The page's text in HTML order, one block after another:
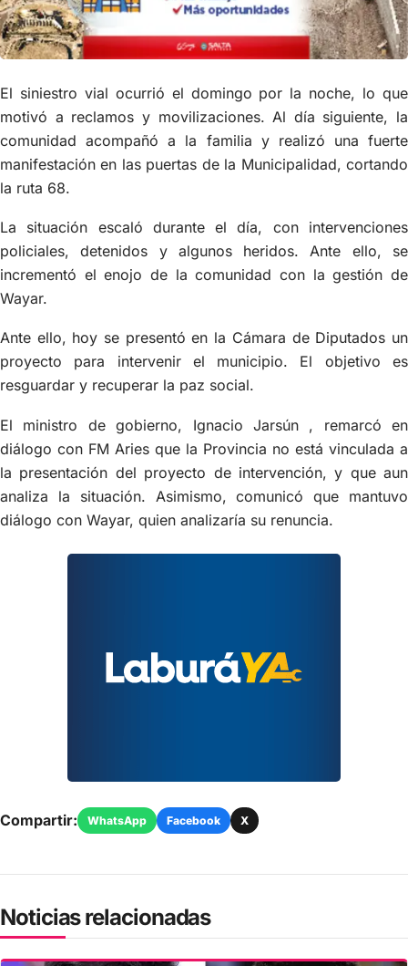
El siniestro vial ocurrió el domingo por la noche, lo que
motivó a reclamos y movilizaciones. Al día siguiente, la
comunidad acompañó a la familia y realizó una fuerte
manifestación en las puertas de la Municipalidad, cortando
la ruta 68.
La situación escaló durante el día, con intervenciones
policiales, detenidos y algunos heridos. Ante ello, se
incrementó el enojo de la comunidad con la gestión de
Wayar.
Ante ello, hoy se presentó en la Cámara de Diputados un
proyecto para intervenir el municipio. El objetivo es
resguardar y recuperar la paz social.
El ministro de gobierno, Ignacio Jarsún , remarcó en
diálogo con FM Aries que la Provincia no está vinculada a
la presentación del proyecto de intervención, y que aun
analiza la situación. Asimismo, comunicó que mantuvo
diálogo con Wayar, quien analizaría su renuncia.
Compartir: WhatsApp Facebook X
Noticias relacionadas